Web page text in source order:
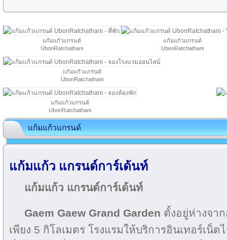
แก้มแก้วแกรนด์
UbonRatchathani
แก้มแก้วแกรนด์
UbonRatchathani
แก้มแก้วแกรนด์
UbonRatchathani
แก้มแก้วแกรนด์
UbonRatchathani
แก้มแก้วแกรนด์
แก้มแก้ว แกรนด์การ์เด้นท์
แก้มแก้ว แกรนด์การ์เด้นท์
Gaem Gaew Grand Garden ตั้งอยู่ห่างจา
เพียง 5 กิโลเมตร โรงแรมให้บริการอินเทอร์เน็